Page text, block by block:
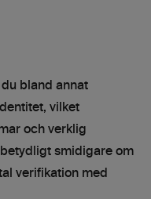
bland annat
vilket
och verklig
smidigare om
verifikation med